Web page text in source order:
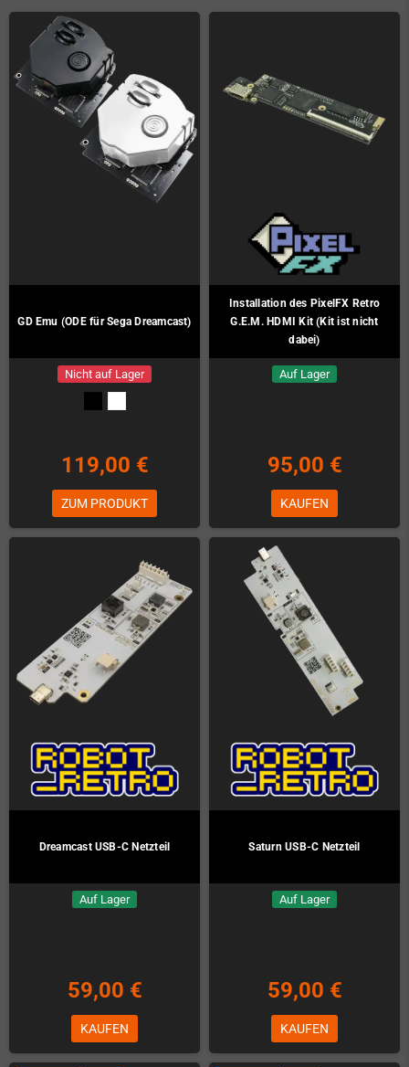
GD Emu (ODE für Sega Dreamcast)
Nicht auf Lager
119,00 €
ZUM PRODUKT
Installation des PixelFX Retro
G.E.M. HDMI Kit (Kit ist nicht
dabei)
Auf Lager
95,00 €
KAUFEN
Dreamcast USB-C Netzteil
Auf Lager
59,00 €
KAUFEN
Saturn USB-C Netzteil
Auf Lager
59,00 €
KAUFEN